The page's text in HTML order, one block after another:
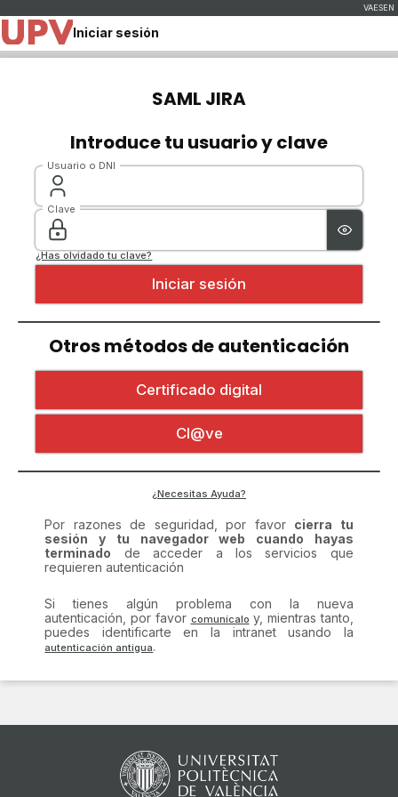
Iniciar sesión
SAML JIRA
Introduce tu usuario y clave
Usuario o DNI
Clave
¿Has olvidado tu clave?
Iniciar sesión
Otros métodos de autenticación
Certificado digital
Cl@ve
¿Necesitas Ayuda?
Por razones de seguridad, por favor cierra tu
sesión y tu navegador web cuando hayas
terminado de acceder a los servicios que
requieren autenticación
Si tienes algún problema con la nueva
autenticación, por favor
comunícalo
y, mientras tanto,
puedes identificarte en la intranet usando la
.